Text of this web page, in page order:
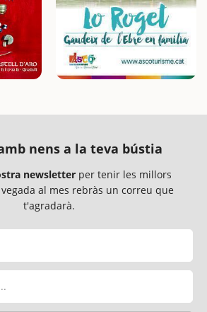
nens a la teva bústia
newsletter per tenir les millors
al mes rebràs un correu que
t'agradarà.